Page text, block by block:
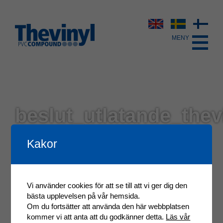
Kakor
Vi använder cookies för att se till att vi ger dig den
bästa upplevelsen på vår hemsida.
Om du fortsätter att använda den här webbplatsen
kommer vi att anta att du godkänner detta. Läs vår